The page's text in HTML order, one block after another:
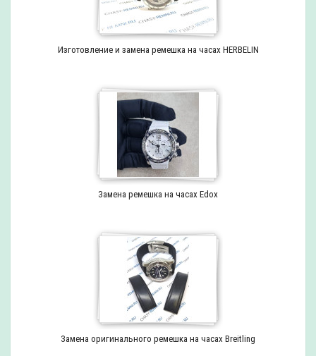
Изготовление и замена ремешка на часах HERBELIN
Замена ремешка на часах Edox
Замена оригинального ремешка на часах Breitling